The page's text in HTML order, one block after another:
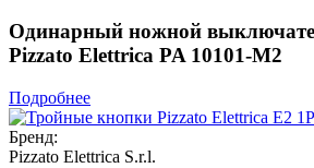
Одинарный ножной
Pizzato Elettrica PA 10101-M2
Подробнее
Бренд:
Pizzato Elettrica S.r.l.